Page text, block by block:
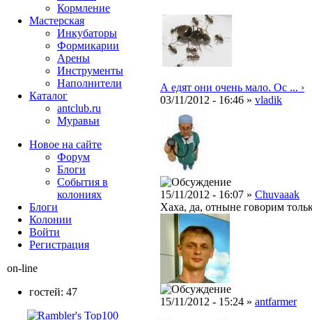
А едят они очень мало. Ос ... ›
03/11/2012 - 16:46 » vladik
15/11/2012 - 16:07 » Chuvaaak
Хаха, да, отныне говорим
15/11/2012 - 15:24 » antfarmer
Кормление
Мастерская
Инкубаторы
Формикарии
Арены
Инструменты
Наполнители
Каталог
antclub.ru
Муравьи
Новое на сайте
Форум
Блоги
События в
колониях
Блоги
Колонии
Войти
Peгиcтpaция
on-line
гостей: 47